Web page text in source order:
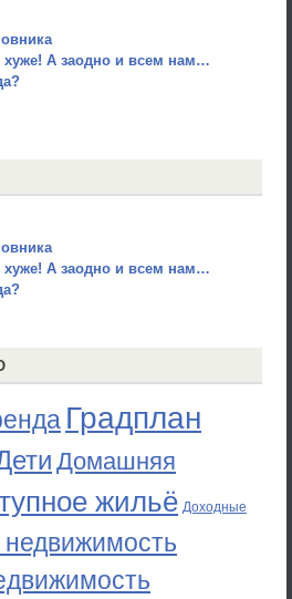
хуже! А заодно и всем нам…
хуже! А заодно и всем нам…
Градплан
Домашняя
жильё Доходные
недвижимость